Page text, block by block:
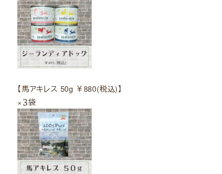
【馬アキレス 50g ￥880(税込)】
×３袋